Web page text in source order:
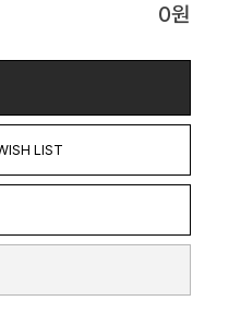
0원
LIST